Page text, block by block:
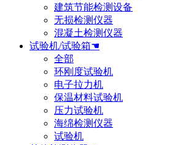
建筑节能检测设备
无损检测仪器
混凝土检测仪器
试验机/试验箱☚
全部
环刚度试验机
电子拉力机
保温材料试验机
压力试验机
海绵检测仪器
试验机